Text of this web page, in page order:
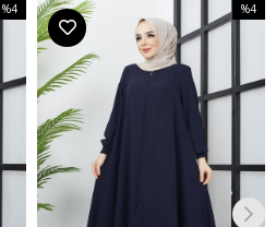
%4
%4İndirim
%4